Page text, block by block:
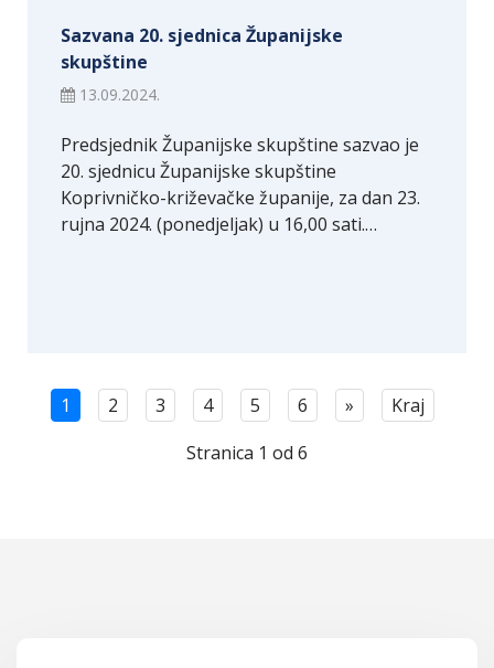
Sazvana 20. sjednica Županijske
skupštine
13.09.2024.
Predsjednik Županijske skupštine sazvao je
20. sjednicu Županijske skupštine
Koprivničko-križevačke županije, za dan 23.
rujna 2024. (ponedjeljak) u 16,00 sati.…
1 2 3 4 5 6 »
Kraj
Stranica 1 od 6